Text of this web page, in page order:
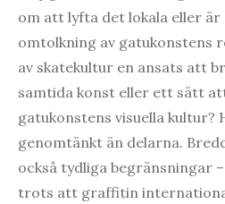
om att lyfta det lokala eller
omtolkning av gatukonstens
av skatekultur en ansats att
samtida konst eller ett sätt
gatukonstens visuella kultur?
genomtänkt än delarna.
också tydliga begränsningar
trots att graffitin